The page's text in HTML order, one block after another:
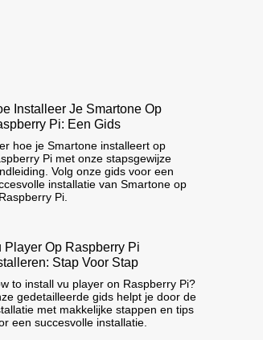
Installeer Je Smartone Op
Pi: Een Gids
hoe je Smartone installeert op
Pi met onze stapsgewijze
Volg onze gids voor een
installatie van Smartone op
Pi.
Player Op Raspberry Pi
Stap Voor Stap
to install vu player on Raspberry Pi?
gedetailleerde gids helpt je door de
met makkelijke stappen en tips
een succesvolle installatie.